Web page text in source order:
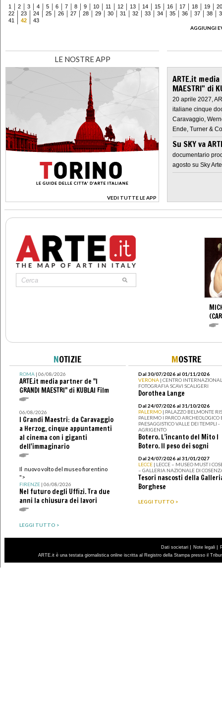
1 2 3 4 5 6 7 8 9 10 11 12 13 14 15 16 17 18 19
20
22
23 24 25 26 27 28 29 30 31 32 33 34 35 36 37 38
41
42
43
AGGIUNGI
LE NOSTRE APP
VEDI TUTTE LE APP
>
ARTE.it
MAESTRI" di
20 aprile 2027,
italiane cinque
Caravaggio,
Ende, Turner &
Su SKY va
documentario
agosto su Sky Arte
NOTIZIE
ROMA| 06/08/2026
ARTE.it media partner de "I
GRANDI MAESTRI" di KUBLAI Film
06/08/2026
I Grandi Maestri: da Caravaggio
a Herzog, cinque appuntamenti
al cinema con i giganti
dell'immaginario
Il nuovo volto del museo fiorentino
">
FIRENZE| 06/08/2026
Nel futuro degli Uffizi. Tra due
anni la chiusura dei lavori
LEGGI TUTTO >
MOSTRE
Dal 30/07/2026 al 01/11/2026
VERONA | CENTRO
FOTOGRAFIA SCAVI SCALIGERI
Dorothea Lange
Dal 24/07/2026 al 31/10/2026
PALERMO | PALAZZO BELMONTE
PALERMO I PARCO ARCHEOLOGICO
PAESAGGISTICO VALLE DEI TEMPLI -
AGRIGENTO
Botero. L’incanto del Mito I
Botero. Il peso dei sogni
Dal 24/07/2026 al 31/01/2027
LECCE | LECCE – MUSEO MUST I
– GALLERIA NAZIONALE DI
Tesori nascosti della
Borghese
LEGGI TUTTO >
Dati societari | Note legali |
ARTE.it è una testata giornalistica online iscritta al Registro della Stampa presso il